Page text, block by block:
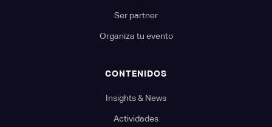
Ser partner
Organiza tu evento
CONTENIDOS
Insights & News
Actividades